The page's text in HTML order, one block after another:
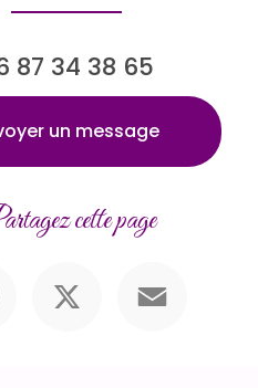
87 34 38 65
un message
cette page